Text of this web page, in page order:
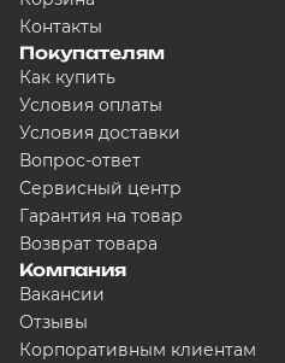
Контакты
Покупателям
Как купить
Условия оплаты
Условия доставки
Вопрос-ответ
Сервисный центр
Гарантия на товар
Возврат товара
Компания
Вакансии
Отзывы
Корпоративным клиентам